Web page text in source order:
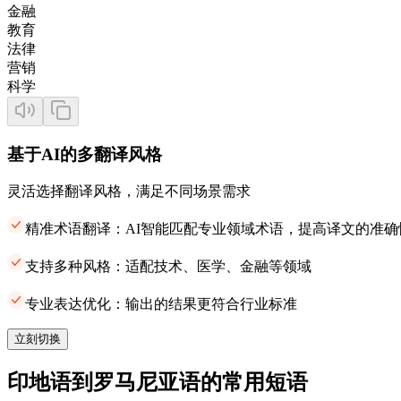
金融
教育
法律
营销
科学
基于AI的多翻译风格
灵活选择翻译风格，满足不同场景需求
精准术语翻译：AI智能匹配专业领域术语，提高译文的准
支持多种风格：适配技术、医学、金融等领域
专业表达优化：输出的结果更符合行业标准
立刻切换
印地语到罗马尼亚语的常用短语